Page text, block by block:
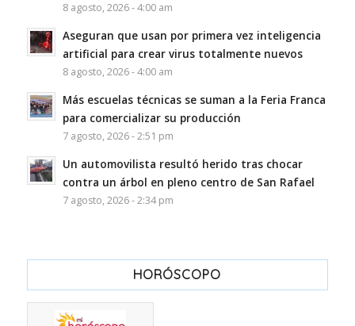
8 agosto, 2026 - 4:00 am
Aseguran que usan por primera vez inteligencia
artificial para crear virus totalmente nuevos
8 agosto, 2026 - 4:00 am
Más escuelas técnicas se suman a la Feria Franca
para comercializar su producción
7 agosto, 2026 - 2:51 pm
Un automovilista resultó herido tras chocar
contra un árbol en pleno centro de San Rafael
7 agosto, 2026 - 2:34 pm
HORÓSCOPO